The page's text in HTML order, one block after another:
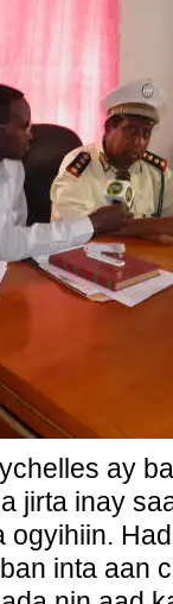
ay
jirta inay
ogyihiin.
inta aan